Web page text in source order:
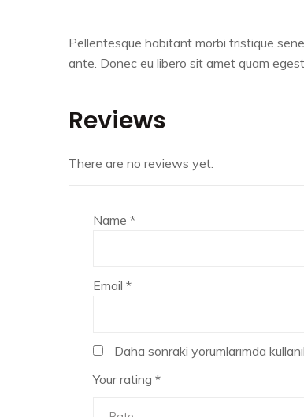
Pellentesque habitant morbi tristique
ante. Donec eu libero sit amet quam
Reviews
There are no reviews yet.
Name *
Email *
Daha sonraki yorumlarımda
Your rating *